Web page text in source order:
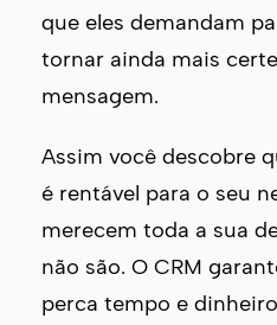
que eles demandam
tornar ainda mais
mensagem.
Assim você descobre
é rentável para o seu
merecem toda a sua
não são. O CRM
perca tempo e